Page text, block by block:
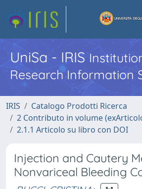
UniSa - IRIS
Research Information
IRIS
Catalogo Prodotti Ricerca
2 Contributo in volume
2.1.1 Articolo su libro con DOI
Injection and Cautery
Nonvariceal Bleeding